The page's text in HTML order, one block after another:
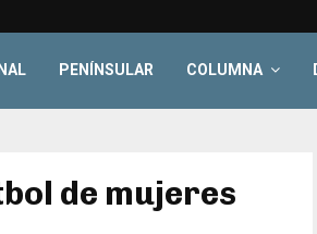
PENÍNSULAR COLUMNA
de mujeres